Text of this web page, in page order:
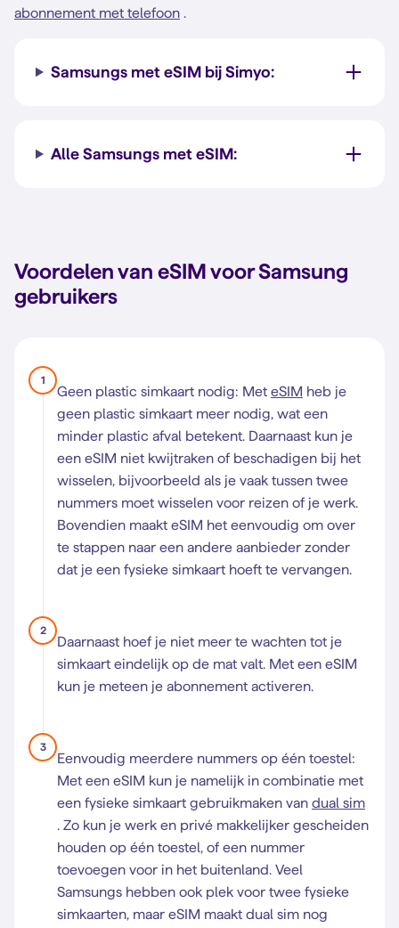
abonnement met telefoon .
Samsungs met eSIM bij Simyo:
Alle Samsungs met eSIM:
Voordelen van eSIM voor Samsung
gebruikers
1
Geen plastic simkaart nodig: Met eSIM heb je
geen plastic simkaart meer nodig, wat een
minder plastic afval betekent. Daarnaast kun je
een eSIM niet kwijtraken of beschadigen bij het
wisselen, bijvoorbeeld als je vaak tussen twee
nummers moet wisselen voor reizen of je werk.
Bovendien maakt eSIM het eenvoudig om over
te stappen naar een andere aanbieder zonder
dat je een fysieke simkaart hoeft te vervangen.
2
Daarnaast hoef je niet meer te wachten tot je
simkaart eindelijk op de mat valt. Met een eSIM
kun je meteen je abonnement activeren.
3
Eenvoudig meerdere nummers op één toestel:
Met een eSIM kun je namelijk in combinatie met
een fysieke simkaart gebruikmaken van dual sim
. Zo kun je werk en privé makkelijker gescheiden
houden op één toestel, of een nummer
toevoegen voor in het buitenland. Veel
Samsungs hebben ook plek voor twee fysieke
simkaarten, maar eSIM maakt dual sim nog